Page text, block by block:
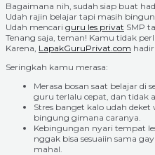
Bagaimana nih, sudah siap buat
Udah rajin belajar tapi masih
Udah mencari guru les privat SMP
Tenang saja, teman! Kamu tidak
Karena, LapakGuruPrivat.com
Seringkah kamu merasa:
Merasa bosan saat belajar di
guru terlalu cepat, dan tidak
Stres banget kalo udah
bingung gimana caranya.
Kebingungan nyari tempat
nggak bisa sesuaiin sama
mahal.